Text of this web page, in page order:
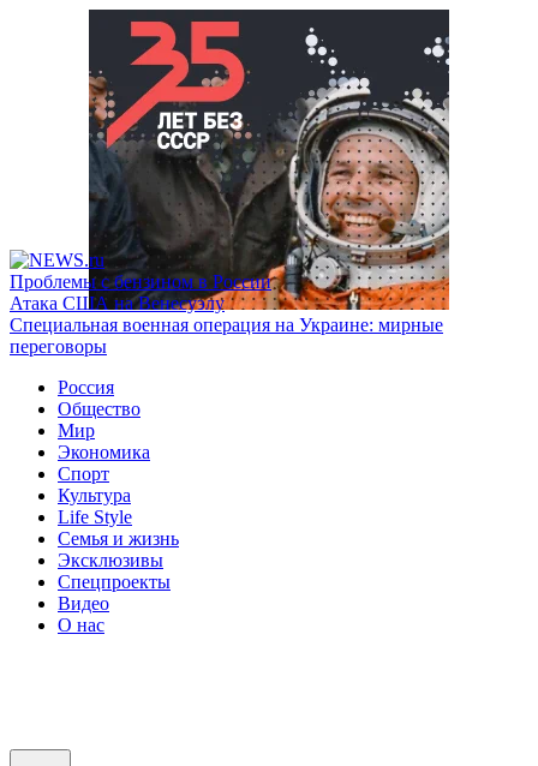
Проблемы с бензином в России
Атака США на Венесуэлу
Специальная военная операция на Украине: мирные
переговоры
Россия
Общество
Мир
Экономика
Спорт
Культура
Life Style
Семья и жизнь
Эксклюзивы
Спецпроекты
Видео
О нас